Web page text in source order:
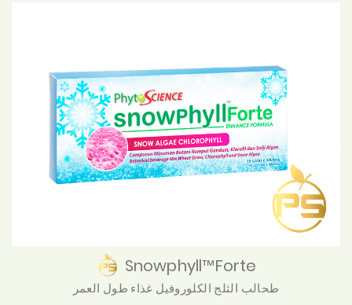
Snowphyll™Forte
طحالب الثلج الكلوروفيل غذاء طول العمر